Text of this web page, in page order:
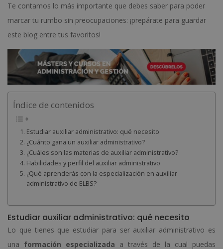
Te contamos lo más importante que debes saber para poder
marcar tu rumbo sin preocupaciones: ¡prepárate para guardar
este blog entre tus favoritos!
Índice de contenidos
Estudiar auxiliar administrativo: qué necesito
¿Cuánto gana un auxiliar administrativo?
¿Cuáles son las materias de auxiliar administrativo?
Habilidades y perfil del auxiliar administrativo
¿Qué aprenderás con la especialización en auxiliar
administrativo de ELBS?
Estudiar auxiliar administrativo: qué necesito
Lo que tienes que estudiar para ser auxiliar administrativo es
una formación especializada a través de la cual puedas